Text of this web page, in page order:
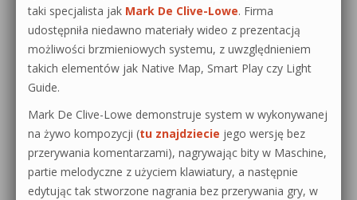
taki specjalista jak Mark De Clive-Lowe. Firma
udostępniła niedawno materiały wideo z prezentacją
możliwości brzmieniowych systemu, z uwzględnieniem
takich elementów jak Native Map, Smart Play czy Light
Guide.
Mark De Clive-Lowe demonstruje system w wykonywanej
na żywo kompozycji (tu znajdziecie jego wersję bez
przerywania komentarzami), nagrywając bity w Maschine,
partie melodyczne z użyciem klawiatury, a następnie
edytując tak stworzone nagrania bez przerywania gry, w